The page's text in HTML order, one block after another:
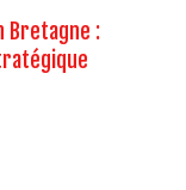
Bretagne :